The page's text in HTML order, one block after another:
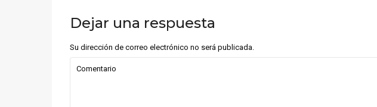
Dejar una respuesta
Su dirección de correo electrónico no será publicada.